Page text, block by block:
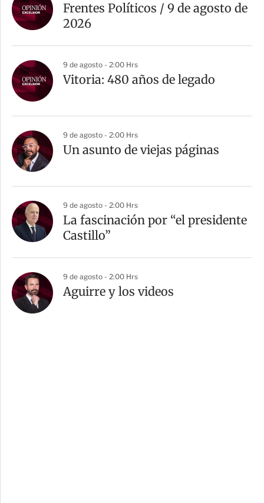
Frentes Políticos / 9 de agosto de
2026
9 de agosto - 2:00 Hrs
Vitoria: 480 años de legado
9 de agosto - 2:00 Hrs
Un asunto de viejas páginas
9 de agosto - 2:00 Hrs
La fascinación por “el presidente
Castillo”
9 de agosto - 2:00 Hrs
Aguirre y los videos